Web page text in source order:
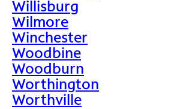
Willisburg
Wilmore
Winchester
Woodbine
Woodburn
Worthington
Worthville